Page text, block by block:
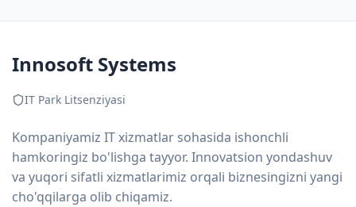
Innosoft Systems
IT Park Litsenziyasi
Kompaniyamiz IT xizmatlar sohasida ishonchli
hamkoringiz bo'lishga tayyor. Innovatsion yondashuv
va yuqori sifatli xizmatlarimiz orqali biznesingizni yangi
cho'qqilarga olib chiqamiz.